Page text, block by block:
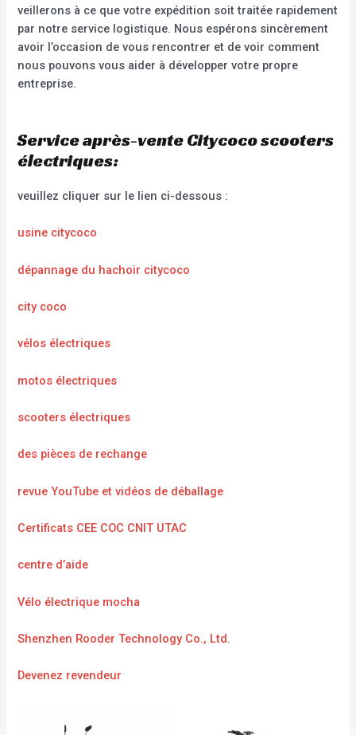
veillerons à ce que votre expédition soit traitée rapidement
par notre service logistique. Nous espérons sincèrement
avoir l’occasion de vous rencontrer et de voir comment
nous pouvons vous aider à développer votre propre
entreprise.
Service après-vente Citycoco scooters
électriques:
veuillez cliquer sur le lien ci-dessous :
usine citycoco
dépannage du hachoir citycoco
city coco
vélos électriques
motos électriques
scooters électriques
des pièces de rechange
revue YouTube et vidéos de déballage
Certificats CEE COC CNIT UTAC
centre d’aide
Vélo électrique mocha
Shenzhen Rooder Technology Co., Ltd.
Devenez revendeur